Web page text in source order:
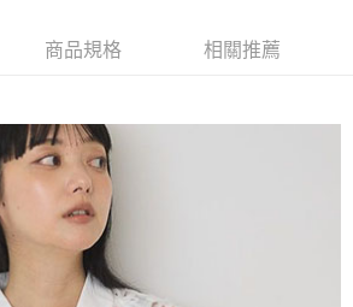
擇欲分期的期數、繳款截止日，確認付款後即完
過狀況，表示未達大哥付你分期系統評分，恕無
，「大哥付你分期」於每月結算日後寄送繳費提
，可選擇「超商條碼／台灣大直營門市／銀行轉
」等通路繳費。
】
不需綁卡、不需儲值。
簡訊認證，即可結帳。
務後，再付款。
帳流程】
先享後付」後，將跳轉至「AFTEE先享後付」
確認金額後，即可完成結帳。
收到繳費通知簡訊。
天內，點擊此簡訊中的連結，可透過四大超商／
含以上)免運費
含以上)免運費
商品規格 相關推薦